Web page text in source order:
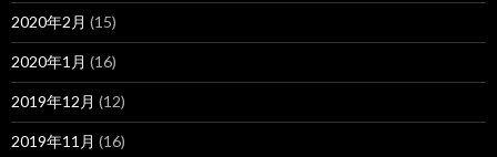
2020年2月 (15)
2020年1月 (16)
2019年12月 (12)
2019年11月 (16)